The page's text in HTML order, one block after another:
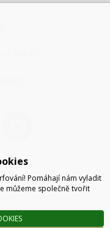
Pomáhají nám vyladit
můžeme společně tvořit